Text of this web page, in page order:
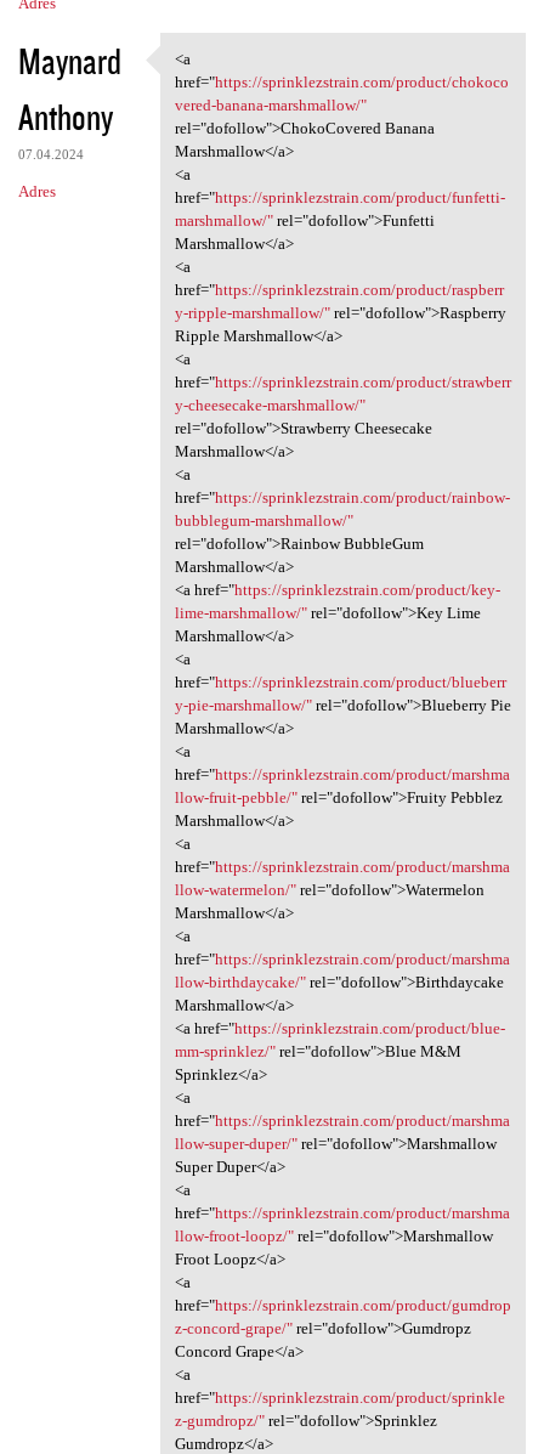
Maynard
Anthony
07.04.2024
Adres
<a href="https:/
<a
href="https://sprinklezstrain.com/product/chokoco
vered-banana-marshmallow/"
rel="dofollow">ChokoCovered Banana
Marshmallow</a>
<a
href="https://sprinklezstrain.com/product/funfetti-
marshmallow/"rel="dofollow">Funfetti
Marshmallow</a>
<a
href="https://sprinklezstrain.com/product/raspberr
y-ripple-marshmallow/"rel="dofollow">Raspberry
Ripple Marshmallow</a>
<a
href="https://sprinklezstrain.com/product/strawberr
y-cheesecake-marshmallow/"
rel="dofollow">Strawberry Cheesecake
Marshmallow</a>
<a
href="https://sprinklezstrain.com/product/rainbow-
bubblegum-marshmallow/"
rel="dofollow">Rainbow BubbleGum
Marshmallow</a>
<a href="https://sprinklezstrain.com/product/key-
lime-marshmallow/"rel="dofollow">Key Lime
Marshmallow</a>
<a
href="https://sprinklezstrain.com/product/blueberr
y-pie-marshmallow/"rel="dofollow">Blueberry Pie
Marshmallow</a>
<a
href="https://sprinklezstrain.com/product/marshma
llow-fruit-pebble/"rel="dofollow">Fruity Pebblez
Marshmallow</a>
<a
href="https://sprinklezstrain.com/product/marshma
llow-watermelon/"rel="dofollow">Watermelon
Marshmallow</a>
<a
href="https://sprinklezstrain.com/product/marshma
llow-birthdaycake/"rel="dofollow">Birthdaycake
Marshmallow</a>
<a href="https://sprinklezstrain.com/product/blue-
mm-sprinklez/"rel="dofollow">Blue M&M
Sprinklez</a>
<a
href="https://sprinklezstrain.com/product/marshma
llow-super-duper/"rel="dofollow">Marshmallow
Super Duper</a>
<a
href="https://sprinklezstrain.com/product/marshma
llow-froot-loopz/"rel="dofollow">Marshmallow
Froot Loopz</a>
<a
href="https://sprinklezstrain.com/product/gumdrop
z-concord-grape/"rel="dofollow">Gumdropz
Concord Grape</a>
<a
href="https://sprinklezstrain.com/product/sprinkle
z-gumdropz/"rel="dofollow">Sprinklez
Gumdropz</a>